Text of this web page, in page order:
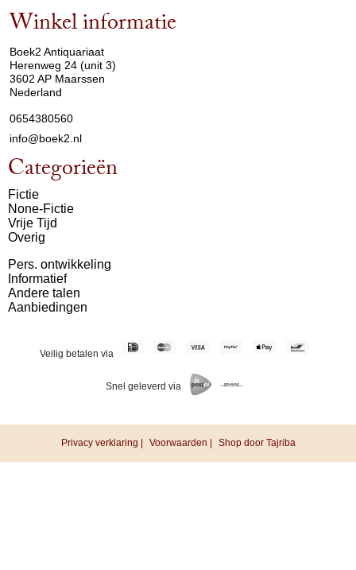
Winkel informatie
Boek2 Antiquariaat
Herenweg 24 (unit 3)
3602 AP Maarssen
Nederland
0654380560
info@boek2.nl
Categorieën
Fictie
None-Fictie
Vrije Tijd
Overig
Pers. ontwikkeling
Informatief
Andere talen
Aanbiedingen
Veilig betalen via
Snel geleverd via
Privacy verklaring | Voorwaarden | Shop door Tajriba